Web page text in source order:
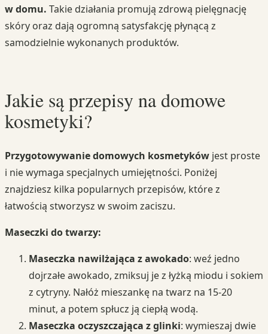
w domu. Takie działania promują zdrową pielęgnację
skóry oraz dają ogromną satysfakcję płynącą z
samodzielnie wykonanych produktów.
Jakie są przepisy na domowe
kosmetyki?
Przygotowywanie domowych kosmetyków jest proste
i nie wymaga specjalnych umiejętności. Poniżej
znajdziesz kilka popularnych przepisów, które z
łatwością stworzysz w swoim zaciszu.
Maseczki do twarzy:
Maseczka nawilżająca z awokado: weź jedno
dojrzałe awokado, zmiksuj je z łyżką miodu i sokiem
z cytryny. Nałóż mieszankę na twarz na 15-20
minut, a potem spłucz ją ciepłą wodą.
Maseczka oczyszczająca z glinki: wymieszaj dwie